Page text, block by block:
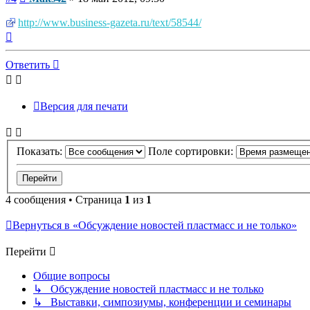
http://www.business-gazeta.ru/text/58544/
началу
Ответить
Версия для печати
Показать: Поле сортировки:
4 сообщения • Страница 1 из 1
Вернуться в «Обсуждение новостей пластмасс и не только»
Перейти
Общие вопросы
↳ Обсуждение новостей пластмасс и не только
↳ Выставки, симпозиумы, конференции и семинары